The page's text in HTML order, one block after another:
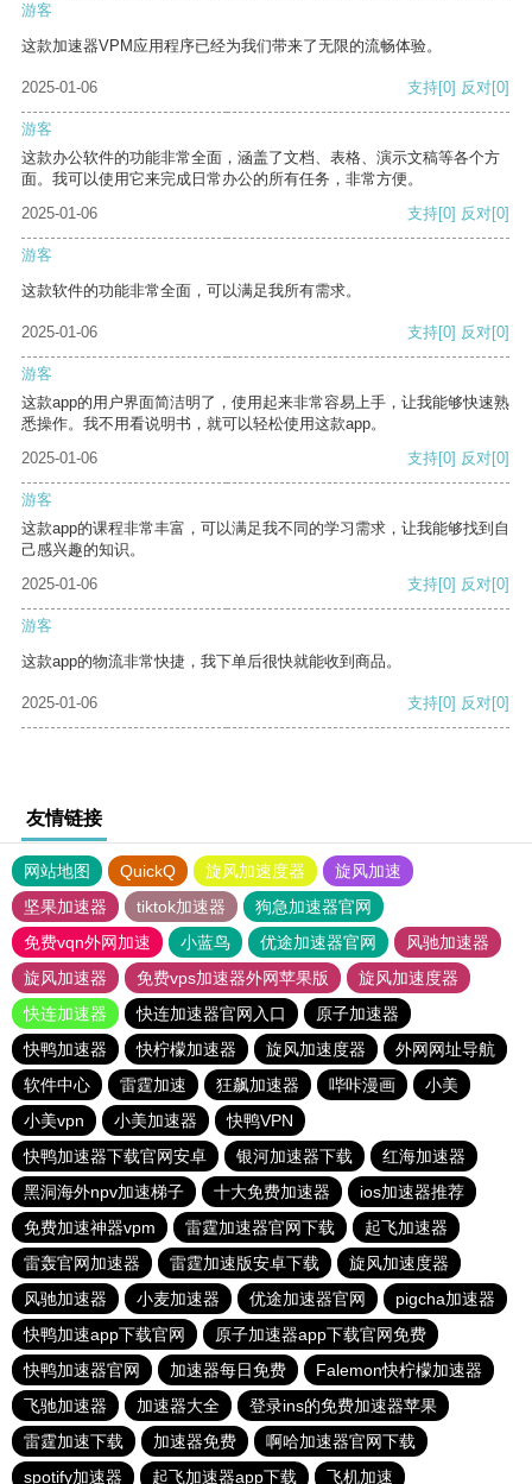
游客
这款加速器VPM应用程序已经为我们带来了无限的流畅体验。
2025-01-06 支持[0] 反对[0]
游客
这款办公软件的功能非常全面，涵盖了文档、表格、演示文稿等各个方
面。我可以使用它来完成日常办公的所有任务，非常方便。
2025-01-06
支持[0] 反对[0]
游客
这款软件的功能非常全面，可以满足我所有需求。
2025-01-06 支持[0] 反对[0]
游客
这款app的用户界面简洁明了，使用起来非常容易上手，让我能够快速熟
悉操作。我不用看说明书，就可以轻松使用这款app。
2025-01-06
支持[0] 反对[0]
游客
这款app的课程非常丰富，可以满足我不同的学习需求，让我能够找到自
己感兴趣的知识。
2025-01-06
支持[0] 反对[0]
游客
这款app的物流非常快捷，我下单后很快就能收到商品。
2025-01-06 支持[0] 反对[0]
友情链接
网站地图 QuickQ 旋风加速度器
旋风加速
坚果加速器
tiktok加速器
狗急加速器官网
免费vqn外网加速
小蓝鸟 优途加速器官网
风驰加速器
旋风加速器
免费vps加速器外网苹果版
旋风加速度器
快连加速器
快连加速器官网入口
原子加速器
快鸭加速器
快柠檬加速器 旋风加速度器
外网网址导航
软件中心
雷霆加速 狂飙加速器 哔咔漫画
小美
小美vpn
小美加速器
快鸭VPN
快鸭加速器下载官网安卓
银河加速器下载
红海加速器
黑洞海外npv加速梯子
十大免费加速器
ios加速器推荐
免费加速神器vpm
雷霆加速器官网下载
起飞加速器
雷轰官网加速器
雷霆加速版安卓下载
旋风加速度器
风驰加速器
小麦加速器 优途加速器官网
pigcha加速器
快鸭加速app下载官网
原子加速器app下载官网免费
快鸭加速器官网
加速器每日免费
Falemon快柠檬加速器
飞驰加速器
加速器大全
登录ins的免费加速器苹果
雷霆加速下载
加速器免费
啊哈加速器官网下载
spotify加速器
起飞加速器app下载 飞机加速